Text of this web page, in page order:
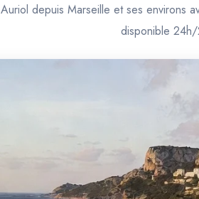
depuis Marseille et ses
disponible